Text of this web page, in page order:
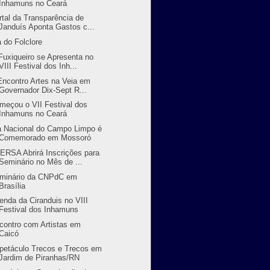
Inhamuns no Ceará
da Transparência de
Aponta Gastos c...
do Folclore
se Apresenta no
Festival dos Inh...
Artes na Veia em
Dix-Sept R...
o VII Festival dos
Inhamuns no Ceará
Nacional do Campo Limpo é
em Mossoró
Abrirá Inscrições para
no Mês de ...
da CNPdC em
Brasília
da Ciranduis no VIII
Festival dos Inhamuns
com Artistas em
Trecos e Trecos em
de Piranhas/RN